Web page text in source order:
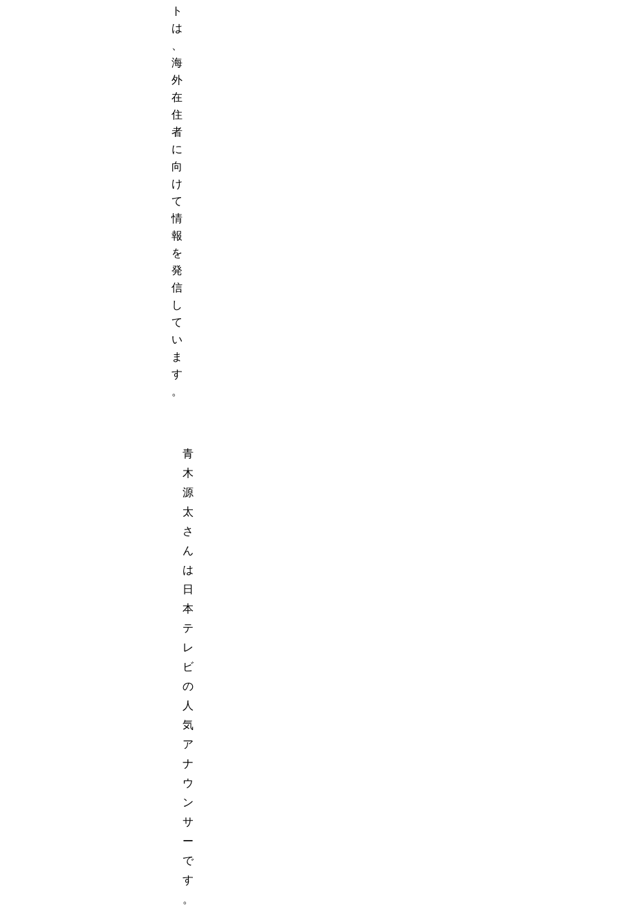
ト
は
海
外
在
住
者
に
向
け
て
情
報
を
発
信
し
て
い
ま
す
。
青
木
源
太
さ
ん
は
日
本
テ
レ
ビ
の
人
気
ア
ナ
ウ
ン
サ
ー
で
す
。